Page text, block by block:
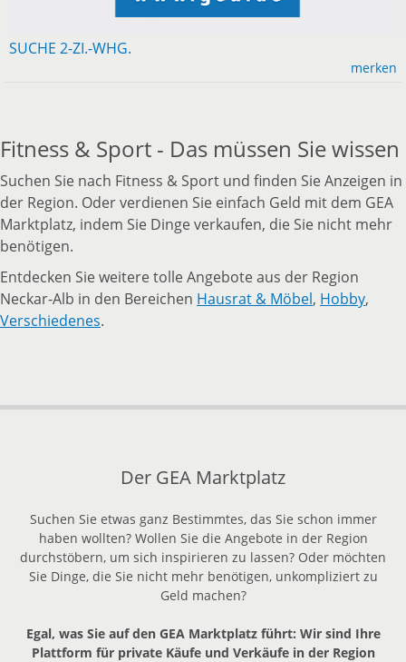
SUCHE 2-ZI.-WHG.
merken
Fitness & Sport - Das müssen Sie wissen
Suchen Sie nach Fitness & Sport und finden Sie Anzeigen in
der Region. Oder verdienen Sie einfach Geld mit dem GEA
Marktplatz, indem Sie Dinge verkaufen, die Sie nicht mehr
benötigen.
Entdecken Sie weitere tolle Angebote aus der Region
Neckar-Alb in den Bereichen Hausrat & Möbel, Hobby,
Verschiedenes.
Der GEA Marktplatz
Suchen Sie etwas ganz Bestimmtes, das Sie schon immer
haben wollten? Wollen Sie die Angebote in der Region
durchstöbern, um sich inspirieren zu lassen? Oder möchten
Sie Dinge, die Sie nicht mehr benötigen, unkompliziert zu
Geld machen?
Egal, was Sie auf den GEA Marktplatz führt: Wir sind Ihre
Plattform für private Käufe und Verkäufe in der Region